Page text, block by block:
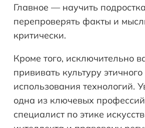
Главное — научить подростка
перепроверять факты и
критически.
Кроме того, исключительно
прививать культуру этичного
использования технологий.
одна из ключевых
специалист по этике